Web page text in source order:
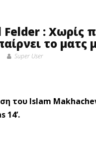
Felder : Χωρίς
το ματς
Super User
του Islam
14’.